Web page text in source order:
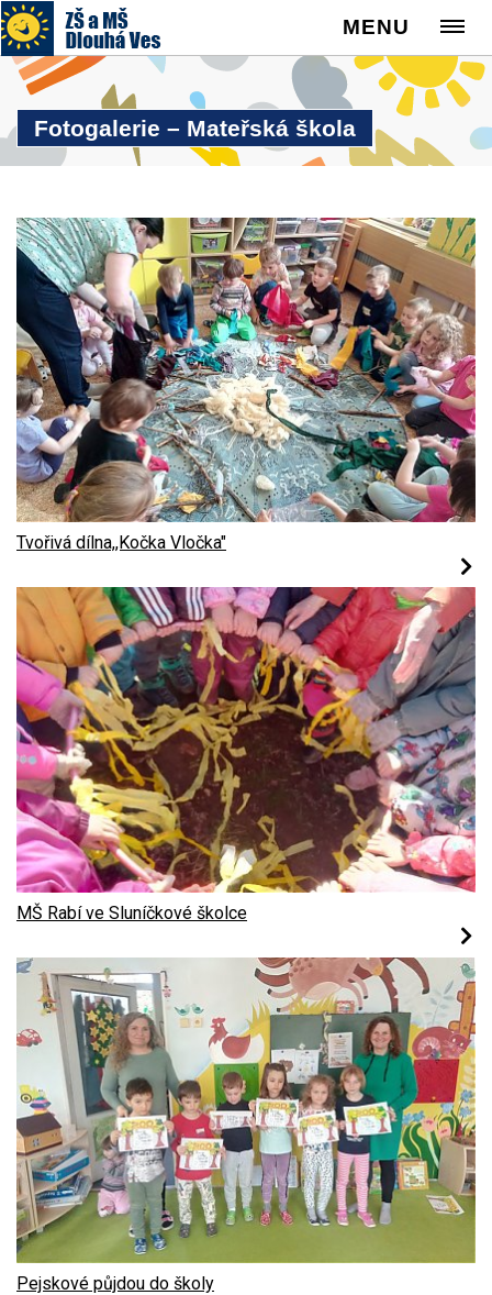
MENU
Fotogalerie – Mateřská škola
Tvořivá dílna,,Kočka Vločka"
MŠ Rabí ve Sluníčkové školce
Pejskové půjdou do školy